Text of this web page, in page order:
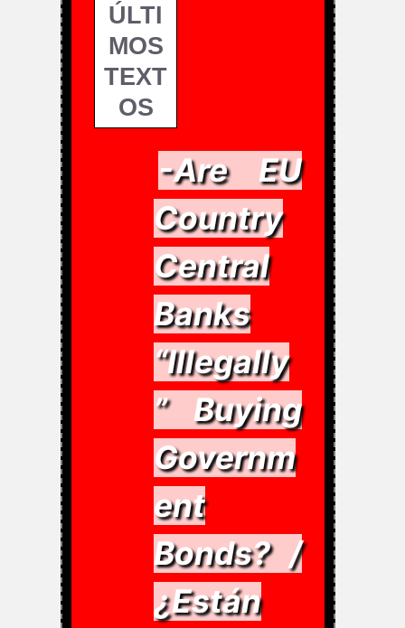
ÚLTI
MOS
TEXT
OS
-Are EU
Country
Central
Banks
“Illegally
” Buying
Governm
ent
Bonds? /
¿Están